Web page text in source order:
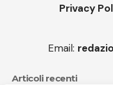
Privacy
Email:
Articoli recenti